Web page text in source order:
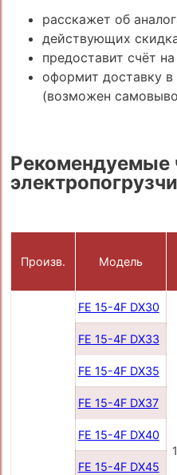
расскажет об
действующих
предоставит счёт
оформит доставку в
(возможен
Рекомендуемые
Произв. Модель
FE 15-4F DX30
FE 15-4F DX33
FE 15-4F DX35
FE 15-4F DX37
FE 15-4F DX40
FE 15-4F DX45